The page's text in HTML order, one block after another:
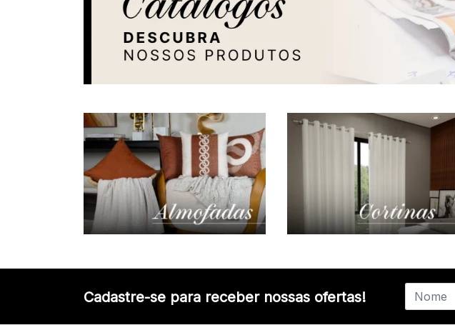
Cadastre-se para receber nossas ofertas!